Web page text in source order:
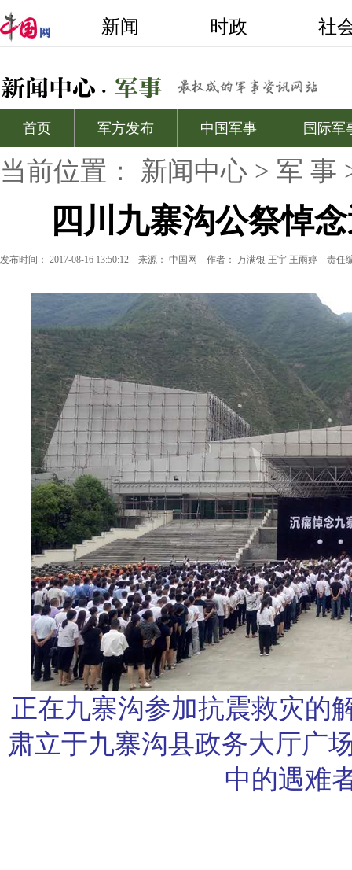
当前位置： 新闻中心 > 军 事
四川九寨沟公祭悼
发布时间： 2017-08-16 13:50:12 来源： 中国网 作者： 万满银 王宇 王雨婷 责任
正在九寨沟参加抗震救灾的
肃立于九寨沟县政务大厅广
中的遇难